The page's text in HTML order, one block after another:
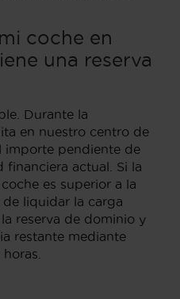
coche en
una reserva
Durante la
en nuestro centro de
importe pendiente de
actual. Si la
es superior a la
liquidar la carga
reserva de dominio y
restante mediante